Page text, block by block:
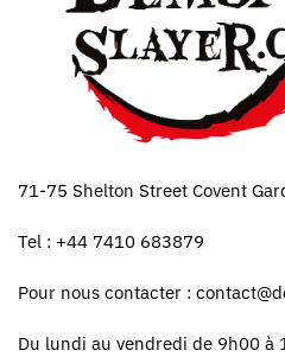
71-75 Shelton Street Covent
Tel : +44 7410 683879
Pour nous contacter :
Du lundi au vendredi de 9h00 à